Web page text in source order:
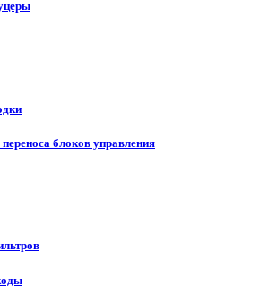
блоков управления